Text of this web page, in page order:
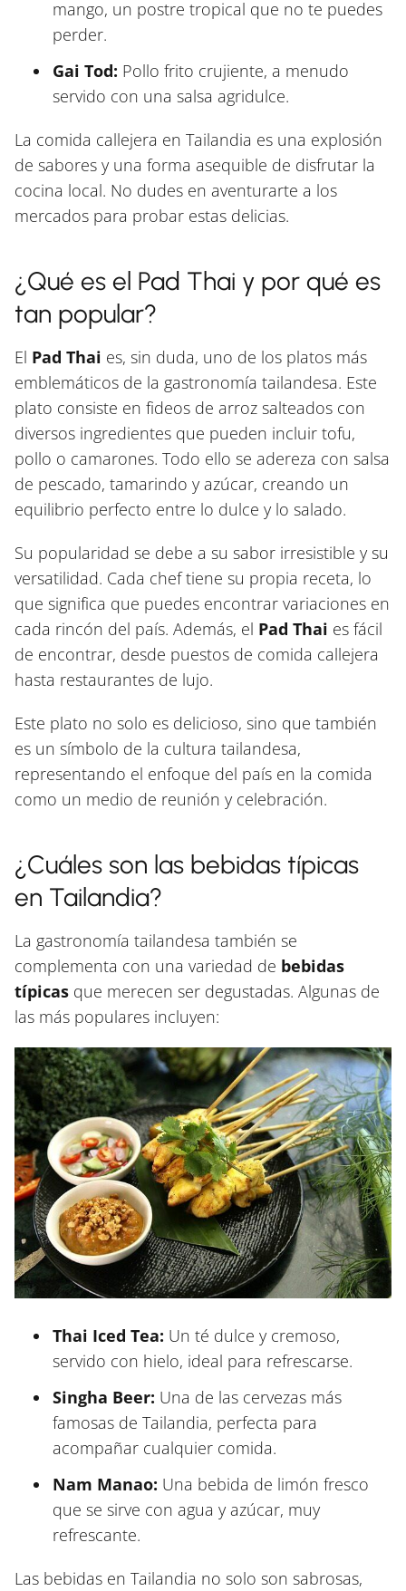
mango, un postre tropical que no te puedes
perder.
Gai Tod: Pollo frito crujiente, a menudo
servido con una salsa agridulce.
La comida callejera en Tailandia es una explosión
de sabores y una forma asequible de disfrutar la
cocina local. No dudes en aventurarte a los
mercados para probar estas delicias.
¿Qué es el Pad Thai y por qué es
tan popular?
El Pad Thai es, sin duda, uno de los platos más
emblemáticos de la gastronomía tailandesa. Este
plato consiste en fideos de arroz salteados con
diversos ingredientes que pueden incluir tofu,
pollo o camarones. Todo ello se adereza con salsa
de pescado, tamarindo y azúcar, creando un
equilibrio perfecto entre lo dulce y lo salado.
Su popularidad se debe a su sabor irresistible y su
versatilidad. Cada chef tiene su propia receta, lo
que significa que puedes encontrar variaciones en
cada rincón del país. Además, el Pad Thai es fácil
de encontrar, desde puestos de comida callejera
hasta restaurantes de lujo.
Este plato no solo es delicioso, sino que también
es un símbolo de la cultura tailandesa,
representando el enfoque del país en la comida
como un medio de reunión y celebración.
¿Cuáles son las bebidas típicas
en Tailandia?
La gastronomía tailandesa también se
complementa con una variedad de bebidas
típicas que merecen ser degustadas. Algunas de
las más populares incluyen:
Thai Iced Tea: Un té dulce y cremoso,
servido con hielo, ideal para refrescarse.
Singha Beer: Una de las cervezas más
famosas de Tailandia, perfecta para
acompañar cualquier comida.
Nam Manao: Una bebida de limón fresco
que se sirve con agua y azúcar, muy
refrescante.
Las bebidas en Tailandia no solo son sabrosas,